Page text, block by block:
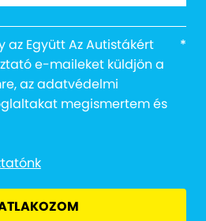
az Együtt Az Autistákért
e-maileket küldjön a
az adatvédelmi
megismertem és
*